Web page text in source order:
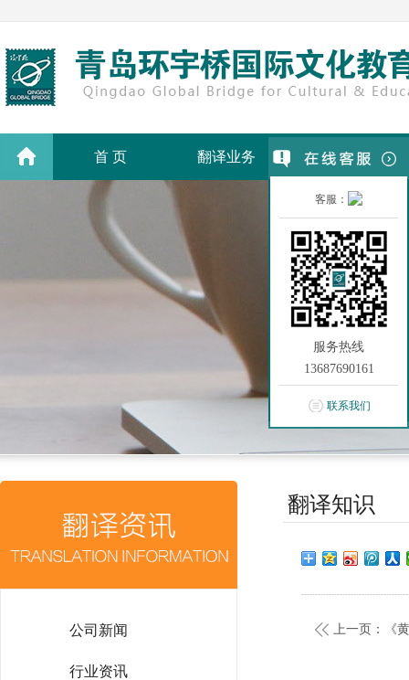
客服：
服务热线
13687690161
联系我们
首 页 翻译业务 翻译价格
公司新闻
行业资讯
翻译知识
上一页：《